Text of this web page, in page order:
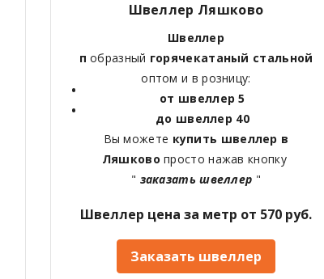
Швеллер Ляшково
Швеллер
побразный горячекатаный стальной
оптом и в розницу:
от швеллер 5
до швеллер 40
Вы можете купить швеллер в
Ляшковопросто нажав кнопку
" заказать швеллер "
Швеллер цена за метр от 570 руб.
Заказать швеллер